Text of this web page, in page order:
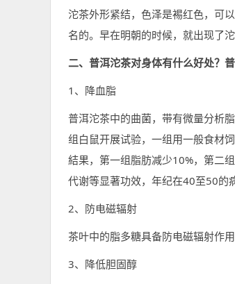
沱茶外形紧结，色泽是裼红色，可
名的。早在明朝的时候，就出现了
二、普洱沱茶对身体有什么好处？
1、降血脂
普洱沱茶中的曲菌，带有微量分析
组白鼠开展试验，一组用一般食材
結果，第一组脂肪减少10%，第二
代谢等显著功效，年纪在40至50的
2、防电磁辐射
茶叶中的脂多糖具备防电磁辐射作
3、降低胆固醇